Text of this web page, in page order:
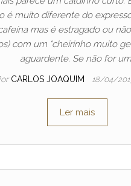
é muito diferente do
mas é estragado ou
com um “cheirinho muito
aguardente. Se não for
CARLOS JOAQUIM 18/04/
Ler mais